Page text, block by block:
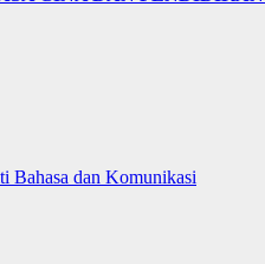
Bahasa dan Komunikasi